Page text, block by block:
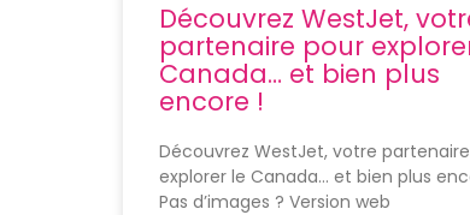
Découvrez WestJet,
partenaire pour
Canada… et bien plus
encore !
Découvrez WestJet, votre
explorer le Canada… et bien plus
Pas d’images ? Version web